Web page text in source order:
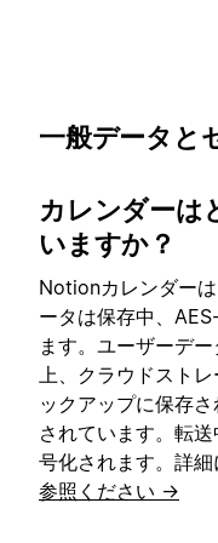
一般データと
カレンダーは
いますか？
Notionカレンダー
ータは保存中、
ます。ユーザーデ
上、クラウドスト
ックアップに保存
されています。転
号化されます。詳細
参照ください →